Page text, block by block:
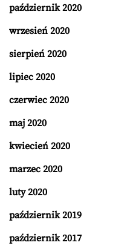
październik 2020
wrzesień 2020
sierpień 2020
lipiec 2020
czerwiec 2020
maj 2020
kwiecień 2020
marzec 2020
luty 2020
październik 2019
październik 2017